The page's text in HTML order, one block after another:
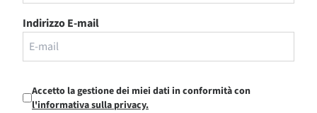
Indirizzo E-mail
Accetto la gestione dei miei dati in conformità con
l'informativa sulla privacy.